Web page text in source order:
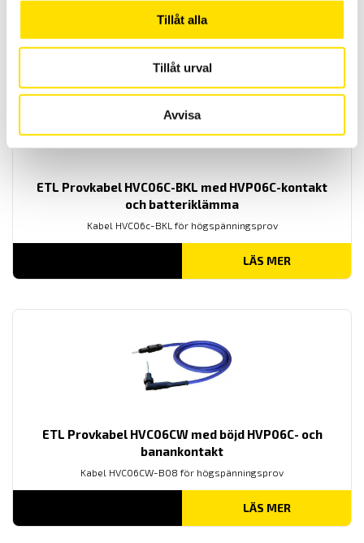
Tillåt alla
Tillåt urval
Avvisa
ETL Provkabel HVC06C-BKL med HVP06C-kontakt
och batteriklämma
Kabel HVC06c-BKL för högspänningsprov
LÄS MER
ETL Provkabel HVC06CW med böjd HVP06C- och
banankontakt
Kabel HVC06CW-B08 för högspänningsprov
LÄS MER